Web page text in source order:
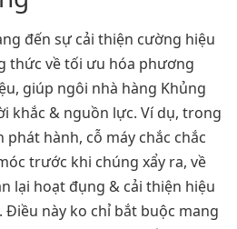
đến sự cải thiện cường hiệu
thức về tối ưu hóa phương
giúp ngôi nhà hàng Khủng
khắc & nguồn lực. Ví dụ, trong
hành, cỗ máy chắc chắc
trước khi chúng xẩy ra, về
lại hoạt đụng & cải thiện hiệu
này ko chỉ bắt buộc mang